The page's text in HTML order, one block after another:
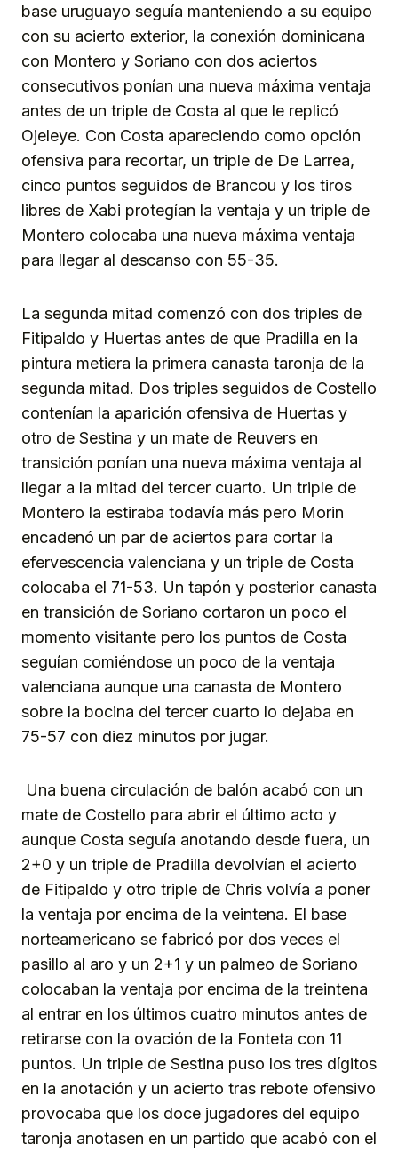
base uruguayo seguía manteniendo a su equipo
con su acierto exterior, la conexión dominicana
con Montero y Soriano con dos aciertos
consecutivos ponían una nueva máxima ventaja
antes de un triple de Costa al que le replicó
Ojeleye. Con Costa apareciendo como opción
ofensiva para recortar, un triple de De Larrea,
cinco puntos seguidos de Brancou y los tiros
libres de Xabi protegían la ventaja y un triple de
Montero colocaba una nueva máxima ventaja
para llegar al descanso con 55-35.
La segunda mitad comenzó con dos triples de
Fitipaldo y Huertas antes de que Pradilla en la
pintura metiera la primera canasta taronja de la
segunda mitad. Dos triples seguidos de Costello
contenían la aparición ofensiva de Huertas y
otro de Sestina y un mate de Reuvers en
transición ponían una nueva máxima ventaja al
llegar a la mitad del tercer cuarto. Un triple de
Montero la estiraba todavía más pero Morin
encadenó un par de aciertos para cortar la
efervescencia valenciana y un triple de Costa
colocaba el 71-53. Un tapón y posterior canasta
en transición de Soriano cortaron un poco el
momento visitante pero los puntos de Costa
seguían comiéndose un poco de la ventaja
valenciana aunque una canasta de Montero
sobre la bocina del tercer cuarto lo dejaba en
75-57 con diez minutos por jugar.
Una buena circulación de balón acabó con un
mate de Costello para abrir el último acto y
aunque Costa seguía anotando desde fuera, un
2+0 y un triple de Pradilla devolvían el acierto
de Fitipaldo y otro triple de Chris volvía a poner
la ventaja por encima de la veintena. El base
norteamericano se fabricó por dos veces el
pasillo al aro y un 2+1 y un palmeo de Soriano
colocaban la ventaja por encima de la treintena
al entrar en los últimos cuatro minutos antes de
retirarse con la ovación de la Fonteta con 11
puntos. Un triple de Sestina puso los tres dígitos
en la anotación y un acierto tras rebote ofensivo
provocaba que los doce jugadores del equipo
taronja anotasen en un partido que acabó con el